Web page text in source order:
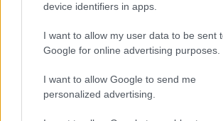
device identifiers in apps.
I want to allow my user data to be sent
Google for online advertising purposes.
I want to allow Google to send me
personalized advertising.
Wonder Woman
για...
ΣΗΜΕΡΑ